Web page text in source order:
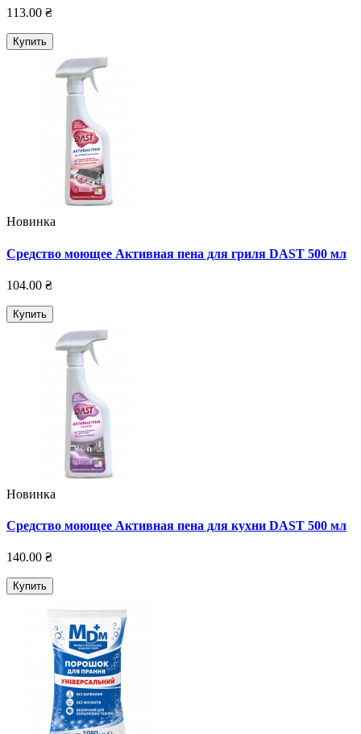
113.00 ₴
Купить
Новинка
Средство моющее Активная пена для гриля DAST 500 мл
104.00 ₴
Купить
Новинка
Средство моющее Активная пена для кухни DAST 500 мл
140.00 ₴
Купить